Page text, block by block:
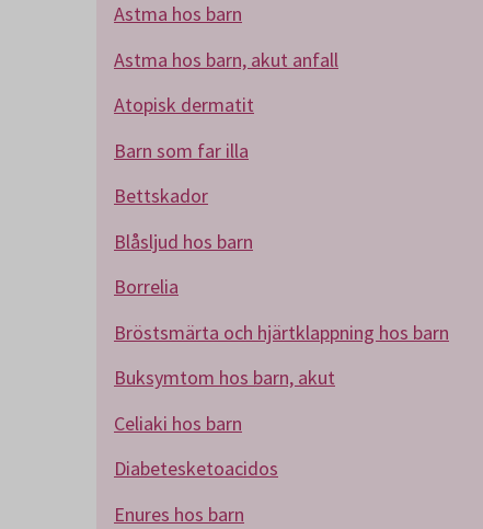
Astma hos barn
Astma hos barn, akut anfall
Atopisk dermatit
Barn som far illa
Bettskador
Blåsljud hos barn
Borrelia
Bröstsmärta och hjärtklappning hos barn
Buksymtom hos barn, akut
Celiaki hos barn
Diabetesketoacidos
Enures hos barn